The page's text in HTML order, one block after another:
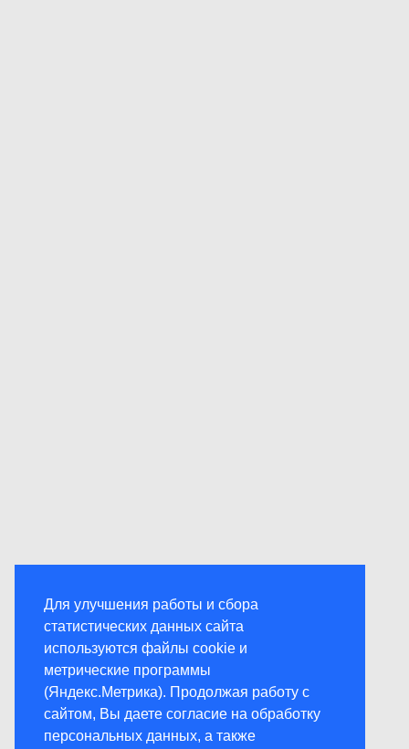
Для улучшения работы и сбора
статистических данных сайта
используются файлы cookie и
метрические программы
(Яндекс.Метрика). Продолжая работу с
сайтом, Вы даете согласие на обработку
персональных данных, а также